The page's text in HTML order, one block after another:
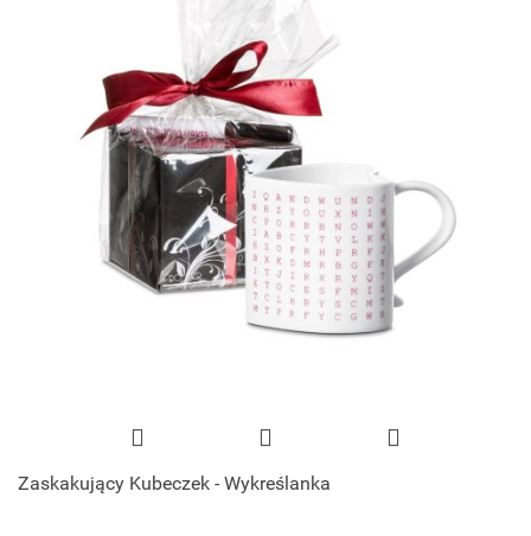
Zaskakujący Kubeczek - Wykreślanka